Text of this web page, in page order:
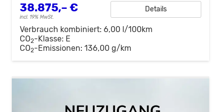
38.875,– €
incl. 19% MwSt.
Details
Verbrauch kombiniert: 6,00 l/100km
CO2-Klasse: E
CO2-Emissionen: 136,00 g/km